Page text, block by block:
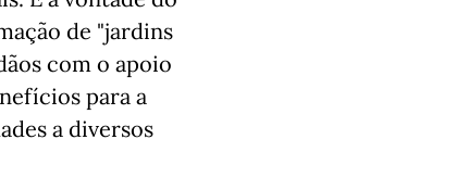
de "jardins
com o apoio
para a
a diversos